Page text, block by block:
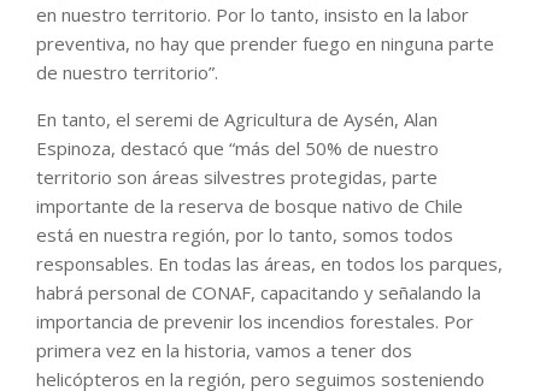
en nuestro territorio. Por lo tanto, insisto en la labor
preventiva, no hay que prender fuego en ninguna parte
de nuestro territorio”.
En tanto, el seremi de Agricultura de Aysén, Alan
Espinoza, destacó que “más del 50% de nuestro
territorio son áreas silvestres protegidas, parte
importante de la reserva de bosque nativo de Chile
está en nuestra región, por lo tanto, somos todos
responsables. En todas las áreas, en todos los parques,
habrá personal de CONAF, capacitando y señalando la
importancia de prevenir los incendios forestales. Por
primera vez en la historia, vamos a tener dos
helicópteros en la región, pero seguimos sosteniendo